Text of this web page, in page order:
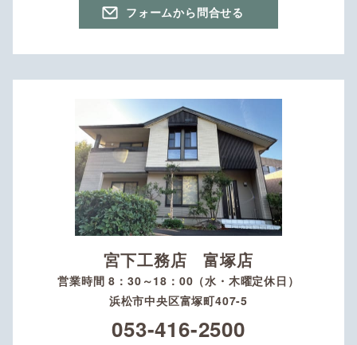
フォームから問合せる
宮下工務店 富塚店
営業時間 8：30～18：00（水・木曜定休日）
浜松市中央区富塚町407-5
053-416-2500